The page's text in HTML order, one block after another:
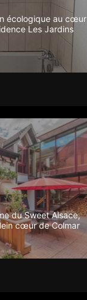
écologique au cœur
Les Jardins
du Sweet Alsace,
cœur de Colmar